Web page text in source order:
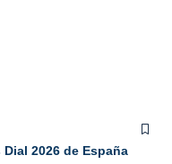
2026 de España